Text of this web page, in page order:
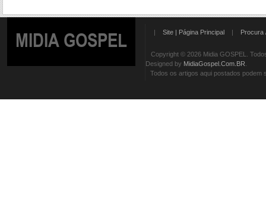
MIDIA GOSPEL | Site | Página Principal | Procura
Copyright © 2026 Midia GOSPEL.
Designed by MidiaGospel.Com.BR
Todos os artigos aqui postados podem